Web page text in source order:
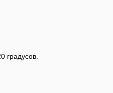
градусов.